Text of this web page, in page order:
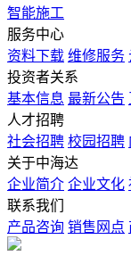
智能施工
服务中心
资料下载 维修服务
投资者关系
基本信息 最新公告
人才招聘
社会招聘 校园招聘
关于中海达
企业简介 企业文化
联系我们
产品咨询 销售网点